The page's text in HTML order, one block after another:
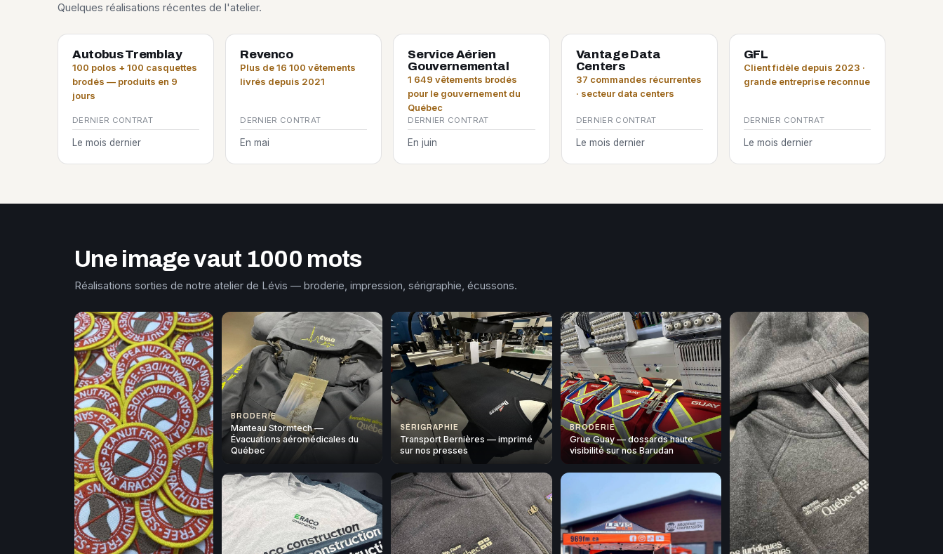
Quelques réalisations récentes de l'atelier.
Autobus Tremblay
100 polos + 100 casquettes
brodés — produits en 9
jours
DERNIER CONTRAT
Le mois dernier
Revenco
Plus de 16 100 vêtements
livrés depuis 2021
DERNIER CONTRAT
En mai
Service Aérien
Gouvernemental
1 649 vêtements brodés
pour le gouvernement du
Québec
DERNIER CONTRAT
En juin
Vantage Data
Centers
37 commandes récurrentes
· secteur data centers
DERNIER CONTRAT
Le mois dernier
GFL
Client fidèle depuis 2023 ·
grande entreprise reconnue
DERNIER CONTRAT
Le mois dernier
Une image vaut 1000 mots
Réalisations sorties de notre atelier de Lévis — broderie, impression, sérigraphie, écussons.
BRODERIE
Manteau Stormtech —
Évacuations aéromédicales du
Québec
SÉRIGRAPHIE
Transport Bernières — imprimé
sur nos presses
BRODERIE
Grue Guay — dossards haute
visibilité sur nos Barudan